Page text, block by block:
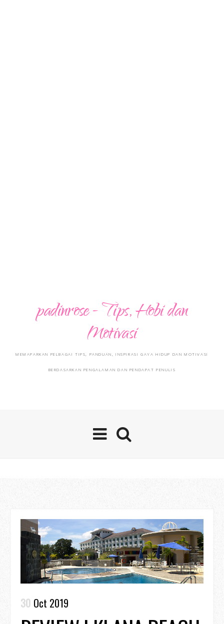
padinrose - Tips, Hobi dan
Motivasi
MEMAPARKAN PELBAGAI TIPS, PANDUAN, INSPIRASI GAYA HIDUP DAN MOTIVASI
BERDASARKAN PENGALAMAN DAN PENDAPAT PENULIS
30 Oct 2019